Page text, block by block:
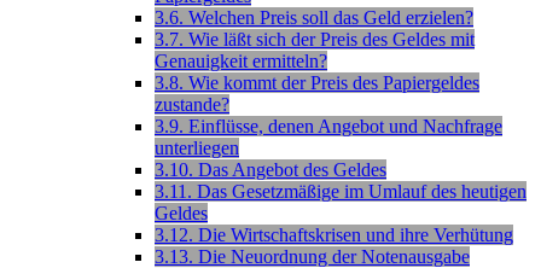
3.6. Welchen Preis soll das Geld erzielen?
3.7. Wie läßt sich der Preis des Geldes mit
Genauigkeit ermitteln?
3.8. Wie kommt der Preis des Papiergeldes
zustande?
3.9. Einflüsse, denen Angebot und Nachfrage
unterliegen
3.10. Das Angebot des Geldes
3.11. Das Gesetzmäßige im Umlauf des heutigen
Geldes
3.12. Die Wirtschaftskrisen und ihre Verhütung
3.13. Die Neuordnung der Notenausgabe